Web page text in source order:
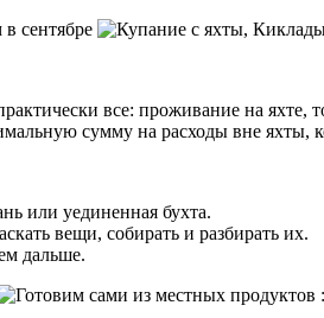
все: проживание на яхте,
сумму на расходы вне яхты,
или уединенная бухта.
вещи, собирать и разбирать их.
дальше.